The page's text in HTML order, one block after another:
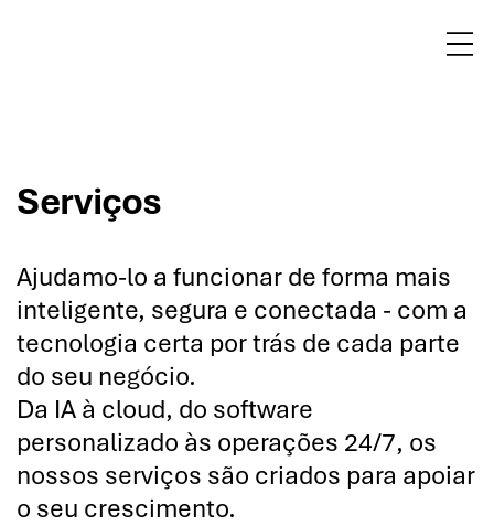
Serviços
Ajudamo-lo a funcionar de forma mais
inteligente, segura e conectada - com a
tecnologia certa por trás de cada parte
do seu negócio.
Da IA à cloud, do software
personalizado às operações 24/7, os
nossos serviços são criados para apoiar
o seu crescimento.